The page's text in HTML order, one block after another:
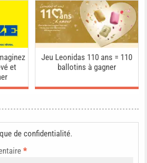
et
Jeu Leonidas 110 ans = 110
ballotins à gagner
de confidentialité.
*